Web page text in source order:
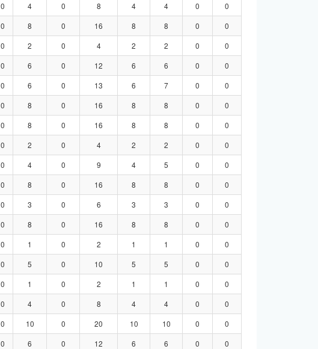
0 4 0 8 4 4 0
0
0 8 0 16 8 8 0
0
0 2 0 4 2 2 0
0
0 6 0 12 6 6 0
0
0 6 0 13 6 7 0
0
0 8 0 16 8 8 0
0
0 8 0 16 8 8 0
0
0 2 0 4 2 2 0
0
0 4 0 9 4 5 0
0
0 8 0 16 8 8 0
0
0 3 0 6 3 3 0
0
0 8 0 16 8 8 0
0
0 1 0 2 1 1 0
0
0 5 0 10 5 5 0
0
0 1 0 2 1 1 0
0
0 4 0 8 4 4 0
0
0 10 0 20 10 10 0
0
0 6 0 12 6 6 0
0